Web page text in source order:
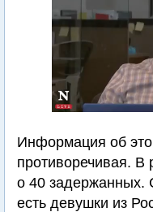
Информация об
противоречивая. В
о 40 задержанных.
есть девушки из